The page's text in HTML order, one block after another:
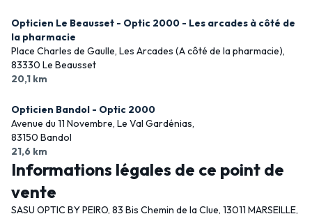
Opticien Le Beausset - Optic 2000 - Les arcades à côté de
la pharmacie
Place Charles de Gaulle, Les Arcades (A côté de la pharmacie),
83330 Le Beausset
20,1 km
Opticien Bandol - Optic 2000
Avenue du 11 Novembre, Le Val Gardénias,
83150 Bandol
21,6 km
Informations légales de ce point de
vente
SASU OPTIC BY PEIRO, 83 Bis Chemin de la Clue, 13011 MARSEILLE,